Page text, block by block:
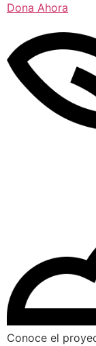
Dona Ahora
Conoce el